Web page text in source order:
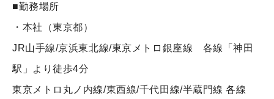
■勤務場所
・本社（東京都）
JR山手線/京浜東北線/東京メトロ銀座線 各線「神田
駅」より徒歩4分
東京メトロ丸ノ内線/東西線/千代田線/半蔵門線 各線